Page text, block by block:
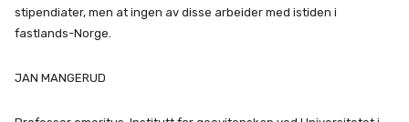
stipendiater, men at ingen av disse arbeider med istiden i
fastlands-Norge.
JAN MANGERUD